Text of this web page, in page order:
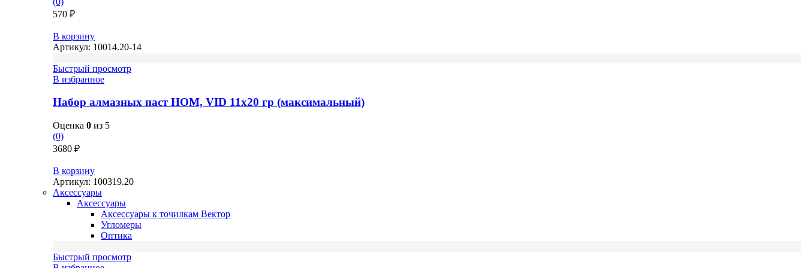
570 ₽
В корзину
Артикул: 10014.20-14
Быстрый просмотр
В избранное
Набор алмазных паст НОМ, VID 11х20 гр (максимальный)
Оценка 0 из 5
(0)
3680 ₽
В корзину
Артикул: 100319.20
Аксессуары
Аксессуары
Аксессуары к точилкам Вектор
Угломеры
Оптика
Быстрый просмотр